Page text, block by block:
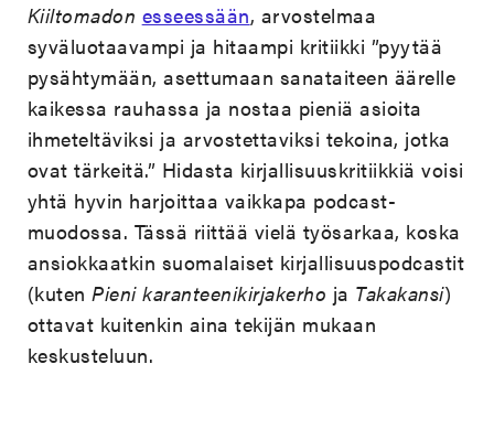
Kiiltomadon esseessään, arvostelmaa
syväluotaavampi ja hitaampi kritiikki ”pyytää
pysähtymään, asettumaan sanataiteen äärelle
kaikessa rauhassa ja nostaa pieniä asioita
ihmeteltäviksi ja arvostettaviksi tekoina, jotka
ovat tärkeitä.” Hidasta kirjallisuuskritiikkiä voisi
yhtä hyvin harjoittaa vaikkapa podcast-
muodossa. Tässä riittää vielä työsarkaa, koska
ansiokkaatkin suomalaiset kirjallisuuspodcastit
(kutenPieni karanteenikirjakerho ja Takakansi)
ottavat kuitenkin aina tekijän mukaan
keskusteluun.